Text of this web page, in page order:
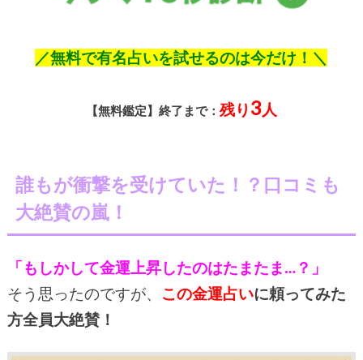
／無料で有名占いを試せるのは今だけ！＼
【無料鑑定】終了まで：
誰もが衝撃を受けていた！？口コミも
大絶賛の嵐！
「もしかして金運上昇したのはたまたま…？」
そう思ったのですが、 この金運占いに頼ってみた
方全員大絶賛！